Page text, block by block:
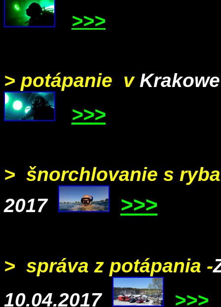
>>>
> potápanie v Krakowe
>>>
> šnorchlovanie s
2017
>>>
> správa z potápania -
10.04.2017
>>>